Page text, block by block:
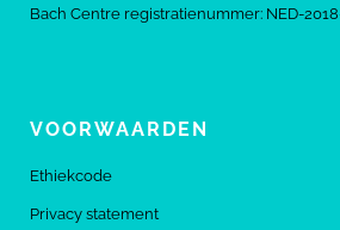
Bach Centre registratienummer: NED-
VOORWAARDEN
Ethiekcode
Privacy statement